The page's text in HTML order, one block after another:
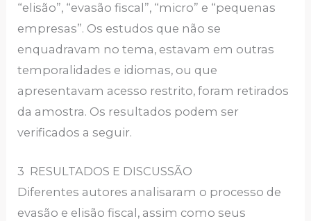
“elisão”, “evasão fiscal”, “micro” e “pequenas
empresas”. Os estudos que não se
enquadravam no tema, estavam em outras
temporalidades e idiomas, ou que
apresentavam acesso restrito, foram retirados
da amostra. Os resultados podem ser
verificados a seguir.
3 RESULTADOS E DISCUSSÃO
Diferentes autores analisaram o processo de
evasão e elisão fiscal, assim como seus